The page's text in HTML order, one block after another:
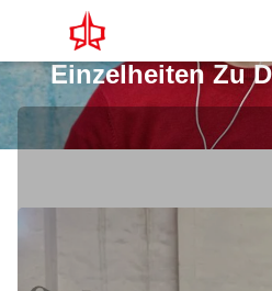
Einzelheiten Zu